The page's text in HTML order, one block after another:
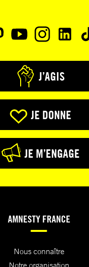
J’AGIS
JE DONNE
JE M’ENGAGE
AMNESTY FRANCE
Nous connaître
Notre organisation